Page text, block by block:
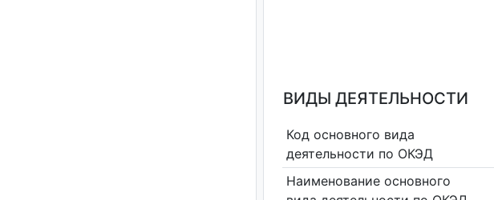
ВИДЫ ДЕЯТЕЛЬНОСТИ
Код основного вида
деятельности по ОКЭД
Наименование основного